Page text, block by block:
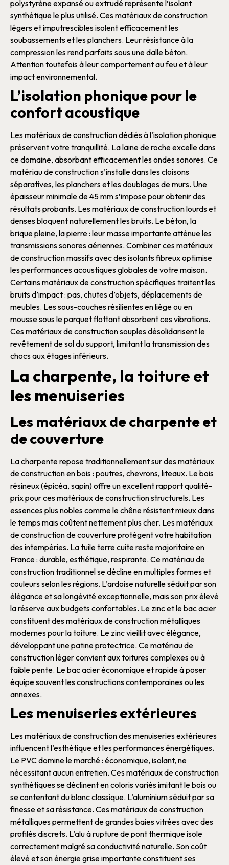
polystyrèneexpansé ou extrudé représente l’isolant
synthétique le plus utilisé. Cesmatériaux de construction
légers et imputrescibles isolent efficacement les
soubassements et les planchers. Leur résistance à la
compression les rend parfaits sous unedallebéton.
Attention toutefois à leur comportement au feu et à leur
impact environnemental.
L’isolation phonique pour le
confort acoustique
Lesmatériaux de constructiondédiés à l’isolation phonique
préservent votre tranquillité. Lalaine de rocheexcelle dans
ce domaine, absorbant efficacement les ondes sonores. Ce
matériau de constructions’installe dans les cloisons
séparatives, les planchers et les doublages demurs. Une
épaisseur minimale de 45 mm s’impose pour obtenir des
résultats probants. Lesmatériaux de constructionlourds et
denses bloquent naturellement les bruits. Lebéton, la
briquepleine, lapierre: leur masse importante atténue les
transmissions sonores aériennes. Combiner cesmatériaux
de constructionmassifs avec desisolantsfibreux optimise
les performancesacoustiquesglobales de votremaison.
Certainsmatériaux de constructionspécifiques traitent les
bruits d’impact : pas, chutes d’objets, déplacements de
meubles. Les sous-couches résilientes enliègeou en
mousse sous le parquet flottant absorbent ces vibrations.
Cesmatériaux de constructionsouples désolidarisent le
revêtement de sol du support, limitant la transmission des
chocs aux étages inférieurs.
La charpente, la toiture et
les menuiseries
Les matériaux de charpente et
de couverture
Lacharpenterepose traditionnellement sur desmatériaux
de constructionenbois: poutres, chevrons, liteaux. Lebois
résineux (épicéa, sapin) offre un excellent rapport qualité-
prix pour cesmatériaux de constructionstructurels. Les
essences plus nobles comme le chêne résistent mieux dans
le temps mais coûtent nettement plus cher. Lesmatériaux
de constructionde couverture protègent votrehabitation
des intempéries. Latuileterre cuite reste majoritaire en
France : durable, esthétique, respirante. Cematériau de
constructiontraditionnel se décline en multiplesformeset
couleurs selon les régions. L’ardoisenaturelle séduit par son
élégance et sa longévité exceptionnelle, mais son prix élevé
la réserve auxbudgetsconfortables. Le zincet lebac acier
constituent desmatériaux de constructionmétalliques
modernes pour latoiture. Le zincvieillit avec élégance,
développant une patine protectrice. Cematériau de
constructionléger convient auxtoiturescomplexes ou à
faible pente. Lebac acieréconomique et rapide à poser
équipe souvent lesconstructionscontemporaines ou les
annexes.
Les menuiseries extérieures
Lesmatériaux de constructiondesmenuiseriesextérieures
influencent l’esthétique et les performances énergétiques.
Le PVCdomine le marché : économique, isolant, ne
nécessitant aucun entretien. Cesmatériaux de construction
synthétiques se déclinent en coloris variés imitant leboisou
se contentant du blanc classique. L’aluminiumséduit par sa
finesse et sa résistance. Cesmatériaux de construction
métalliques permettent de grandesbaies vitréesavec des
profilés discrets. L’aluà rupture de pont thermique isole
correctement malgré sa conductivité naturelle. Son coût
élevé et son énergie grise importante constituent ses